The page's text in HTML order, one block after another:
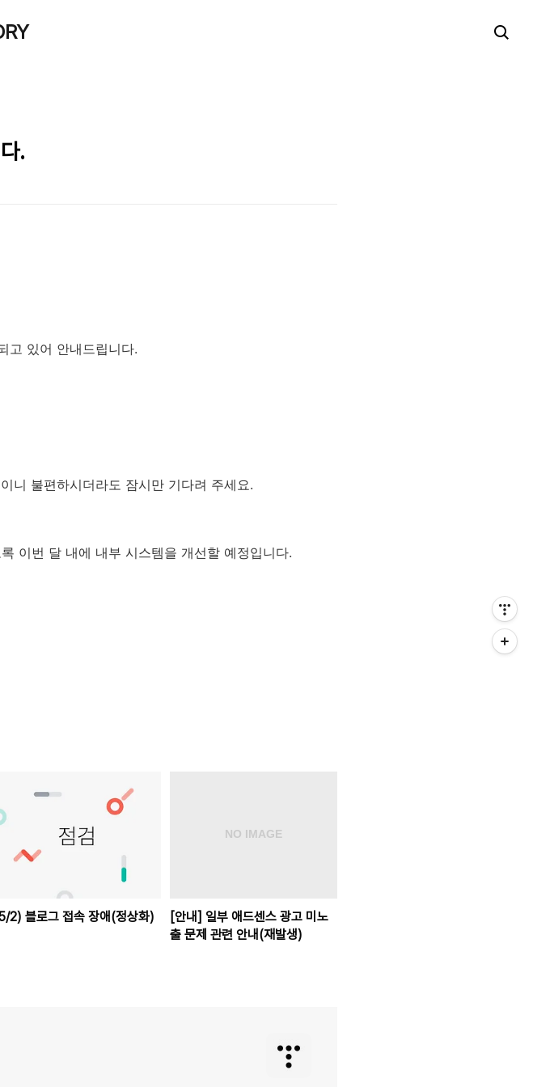
.
고 있어 안내드립니다.
니 불편하시더라도 잠시만 기다려 주세요.
이번 달 내에 내부 시스템을 개선할 예정입니다.
2) 블로그 접속 장애(정상화)
[안내] 일부 애드센스 광고 미노
출 문제 관련 안내(재발생)